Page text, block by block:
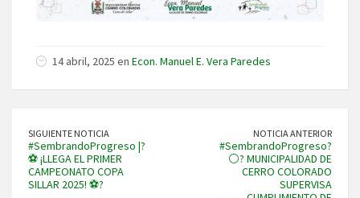
14 abril, 2025 en Econ. Manuel E. Vera Paredes
SIGUIENTE NOTICIA
#SembrandoProgreso |?
⚽ ¡LLEGA EL PRIMER
CAMPEONATO COPA
SILLAR 2025! ⚽?
NOTICIA ANTERIOR
#SembrandoProgreso?
⚪? MUNICIPALIDAD DE
CERRO COLORADO
SUPERVISA